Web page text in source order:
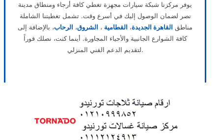
يوفر مركزنا شبكة سيارات مجهزة تغطي كافة أرجاء ومنطاق مدينة
نصر لضمان الوصول إليك في أسرع وقت. تشمل تغطيتنا الشاملة
مناطق القاهرة الجديدة، القطامية ، الشروق، الرحاب، بالإضافة إلى
كافة الشوارع الجانبية والأحياء المجاورة. أينما كنت، نصلك فوراً
لتقديم الدعم الفني المنزلي.